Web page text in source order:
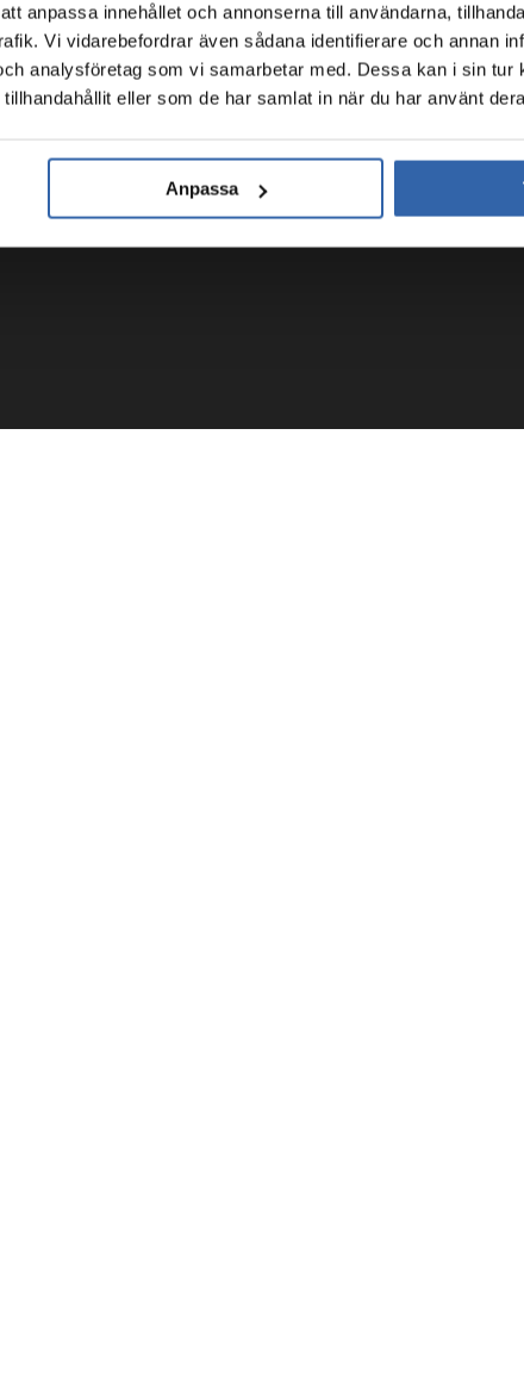
anpassa innehållet och annonserna till användarna,
Vi vidarebefordrar även sådana identifierare och annan
analysföretag som vi samarbetar med. Dessa kan i sin tur
eller som de har samlat in när du har använt
Anpassa